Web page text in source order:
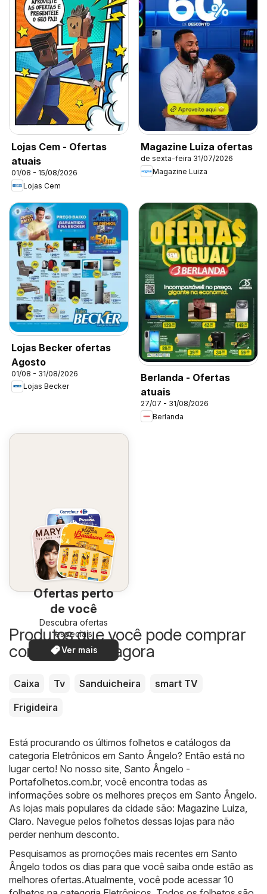
Lojas Cem - Ofertas
atuais
01/08 - 15/08/2026
Lojas Cem
Magazine Luiza ofertas
de sexta-feira 31/07/2026
Magazine Luiza
Lojas Becker ofertas
Agosto
01/08 - 31/08/2026
Lojas Becker
Berlanda - Ofertas
atuais
27/07 - 31/08/2026
Berlanda
Ofertas perto
de você
Descubra ofertas
especiais
Ver mais
Produtos que você pode comprar
com desconto agora
Caixa Tv Sanduicheira
smart TV
Frigideira
Está procurando os últimos folhetos e catálogos da
categoria Eletrônicos em Santo Ângelo? Então está no
lugar certo! No nosso site, Santo Ângelo -
Portafolhetos.com.br, você encontra todas as
informações sobre os melhores preços em Santo Ângelo.
As lojas mais populares da cidade são: Magazine Luiza,
Claro. Navegue pelos folhetos dessas lojas para não
perder nenhum desconto.
Pesquisamos as promoções mais recentes em Santo
Ângelo todos os dias para que você saiba onde estão as
melhores ofertas.Atualmente, você pode acessar 10